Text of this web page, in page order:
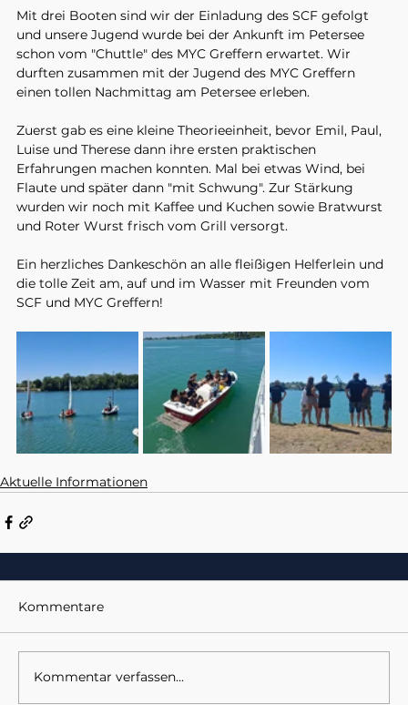
Mit drei Booten sind wir der Einladung des SCF gefolgt
und unsere Jugend wurde bei der Ankunft im Petersee
schon vom "Chuttle" des MYC Greffern erwartet. Wir
durften zusammen mit der Jugend des MYC Greffern
einen tollen Nachmittag am Petersee erleben.
Zuerst gab es eine kleine Theorieeinheit, bevor Emil, Paul,
Luise und Therese dann ihre ersten praktischen
Erfahrungen machen konnten. Mal bei etwas Wind, bei
Flaute und später dann "mit Schwung". Zur Stärkung
wurden wir noch mit Kaffee und Kuchen sowie Bratwurst
und Roter Wurst frisch vom Grill versorgt.
Ein herzliches Dankeschön an alle fleißigen Helferlein und
die tolle Zeit am, auf und im Wasser mit Freunden vom
SCF und MYC Greffern!
Aktuelle Informationen
Kommentare
Kommentar verfassen...